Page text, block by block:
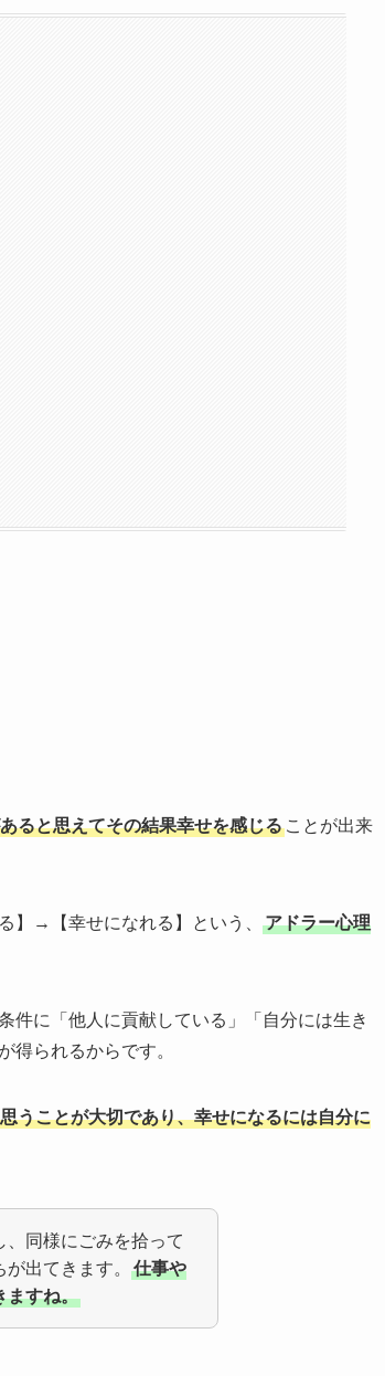
ると思えてその結果幸せを感じる ことが出来
】→【幸せになれる】という、
アドラー心理
件に「他人に貢献している」「自分には生き
得られるからです。
うことが大切であり、幸せになるには自分に
、同様にごみを拾って
出てきます。
仕事や
ますね。